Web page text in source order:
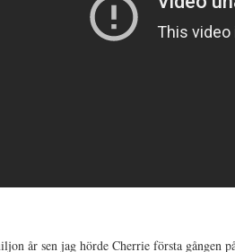
år sen jag hörde Cherrie första gången